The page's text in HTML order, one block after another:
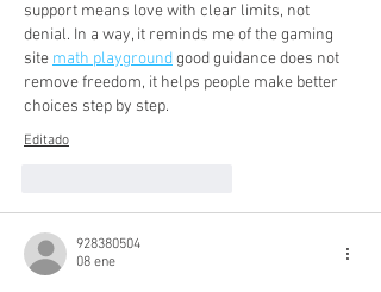
support means love with clear limits, not
denial. In a way, it reminds me of the gaming
site math playground good guidance does not
remove freedom, it helps people make better
choices step by step.
Editado
928380504
08 ene